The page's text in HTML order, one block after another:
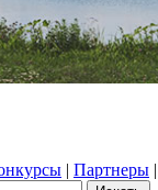
| Партнеры |